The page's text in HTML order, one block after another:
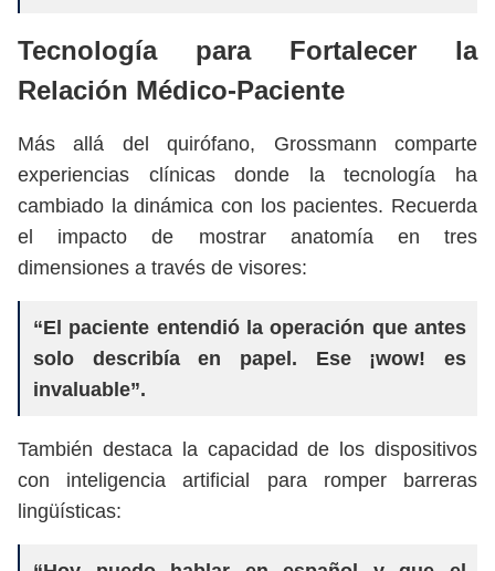
Tecnología para Fortalecer la
Relación Médico-Paciente
Más allá del quirófano, Grossmann comparte
experiencias clínicas donde la tecnología ha
cambiado la dinámica con los pacientes. Recuerda
el impacto de mostrar anatomía en tres
dimensiones a través de visores:
“El paciente entendió la operación que antes
solo describía en papel. Ese ¡wow! es
invaluable”.
También destaca la capacidad de los dispositivos
con inteligencia artificial para romper barreras
lingüísticas: